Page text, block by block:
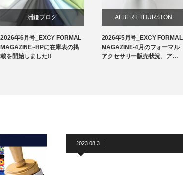
洲鎌ブログ
2026年6月号_EXCY FORMAL
MAGAZINE~HPに在庫表の掲
載を開始しました!!
ALBERT THURSTON
お知らせ
洲鎌ブログ
2026年5月号_EXCY FORMAL
MAGAZINE-4月のフォーマル
アクセサリー販売状況、ア…
2023.08.3